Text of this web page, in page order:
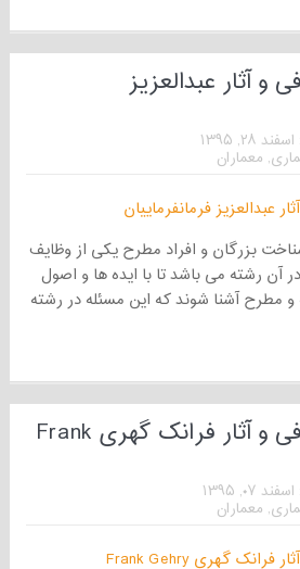
و آثار عبدالعزیز
اسفند ۲۸, ۱۳۹۵
, معماران
بزرگان و افراد مطرح یکی از وظایف
آن رشته می باشد تا با ایده ها و اصول
و مطرح آشنا شوند که این مسئله در رشته
پاورپوینت بیوگرافی و آثار فرانک گهری Frank
اسفند ۰۷, ۱۳۹۵
, معماران